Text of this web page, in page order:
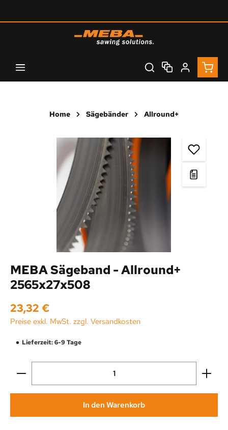
Home Sägebänder Allround+
Bildergalerie überspringen
MEBA Sägeband - Allround+
2565x27x508
Regulärer Preis:
23,32 €
Preise exkl. MwSt. zzgl. Versandkosten
Lieferzeit: 6-9 Tage
Produkt Anzahl: Gib den gewünschten Wert ein
In den Warenkorb